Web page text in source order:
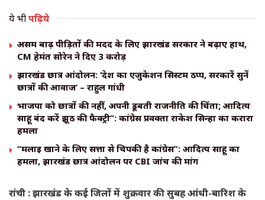
ये भीपढ़िये
असम बाढ़ पीड़ितों की मदद के लिए झारखंड सरकार ने बढ़ाए हाथ,
CM हेमंत सोरेन ने दिए ₹3 करोड़
झारखंड छात्र आंदोलन: ‘देश का एजुकेशन सिस्टम ठप्प, सरकारें सुनें
छात्रों की आवाज’ – राहुल गांधी
भाजपा को छात्रों की नहीं, अपनी डूबती राजनीति की चिंता; आदित्य
साहू बंद करें झूठ की फैक्ट्री”: कांग्रेस प्रवक्ता राकेश सिन्हा का करारा
हमला
“मलाई खाने के लिए सत्ता से चिपकी है कांग्रेस”: आदित्य साहू का
हमला, झारखंड छात्र आंदोलन पर CBI जांच की मांग
रांची : झारखंड के कई जिलों में शुक्रवार की सुबह आंधी-बारिश के